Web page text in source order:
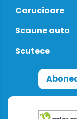
Carucioare
Scaune auto
Scutece